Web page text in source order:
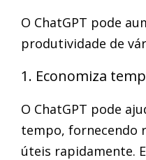
O ChatGPT pode
produtividade de
1. Economiza
O ChatGPT pode
tempo, fornecendo
úteis rapidamente.